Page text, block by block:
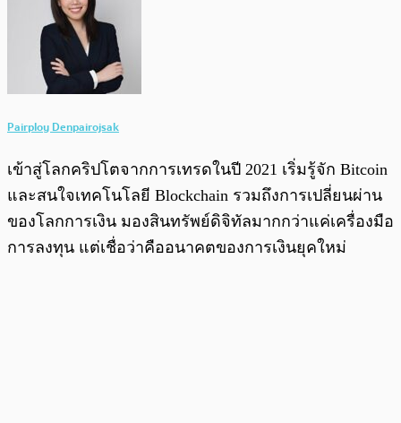
Pairploy Denpairojsak
เข้าสู่โลกคริปโตจากการเทรดในปี 2021 เริ่มรู้จัก Bitcoin
และสนใจเทคโนโลยี Blockchain รวมถึงการเปลี่ยนผ่าน
ของโลกการเงิน มองสินทรัพย์ดิจิทัลมากกว่าแค่เครื่องมือ
การลงทุน แต่เชื่อว่าคืออนาคตของการเงินยุคใหม่